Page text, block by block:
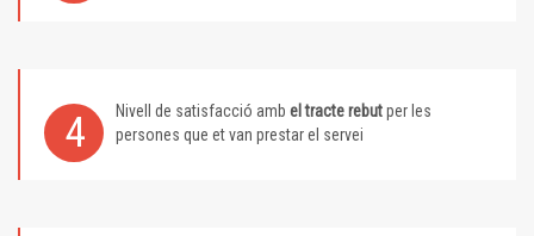
4 Nivell de satisfacció amb el tracte rebutper les
persones que et van prestar el servei